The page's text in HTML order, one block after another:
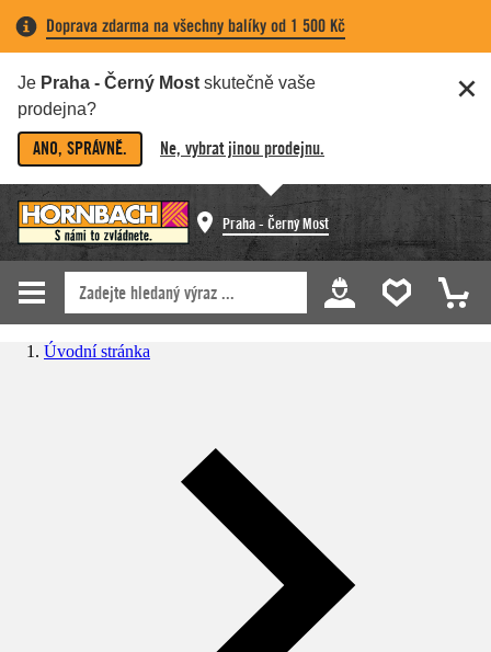
Doprava zdarma na všechny balíky od 1 500 Kč
Je Praha - Černý Most skutečně vaše
prodejna?
ANO, SPRÁVNĚ. Ne, vybrat jinou prodejnu.
Praha - Černý Most
Úvodní stránka